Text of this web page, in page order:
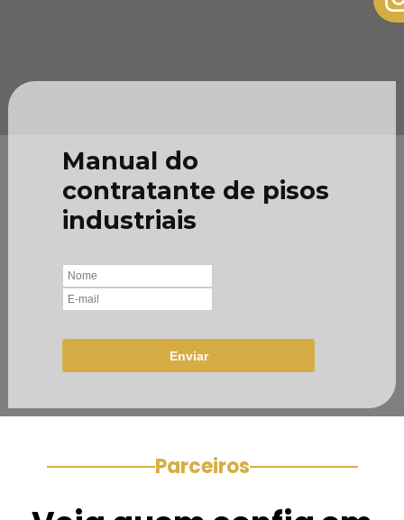
Manual do
contratante de pisos
industriais
Enviar
Parceiros